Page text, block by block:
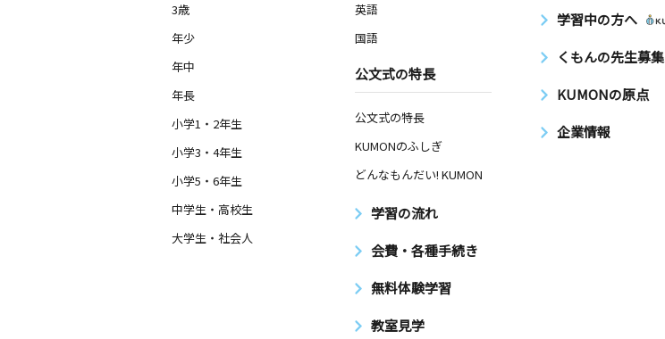
3歳
年少
年中
年長
小学1・2年生
小学3・4年生
小学5・6年生
中学生・高校生
大学生・社会人
英語
国語
公文式の特長
公文式の特長
KUMONのふしぎ
どんなもんだい! KUMON
学習の流れ
会費・各種手続き
無料体験学習
教室見学
学習中の方へ
くもんの先生募集
KUMONの原点
企業情報